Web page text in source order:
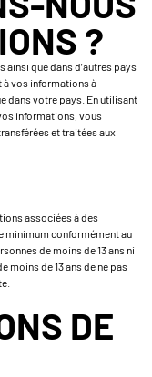
?
que dans d’autres pays
à vos informations à
dans votre pays. En utilisant
informations, vous
et traitées aux
associées à des
minimum conformément au
de moins de 13 ans ni
moins de 13 ans de ne pas
DE